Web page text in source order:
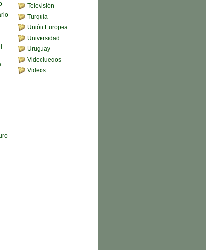
Televisión
Turquía
Unión Europea
Universidad
Uruguay
Videojuegos
Videos